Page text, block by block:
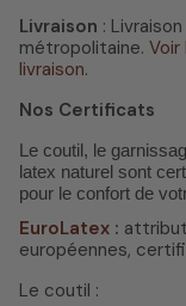
Livraison :
métropolitaine.
livraison.
Nos Certificats
Le coutil, le
latex naturel sont
pour le confort de
EuroLatex :
européennes,
Le coutil :